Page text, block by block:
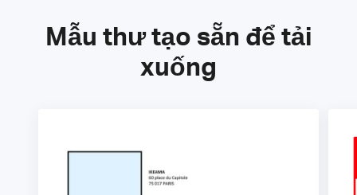
Mẫu thư tạo sẵn để tải
xuống